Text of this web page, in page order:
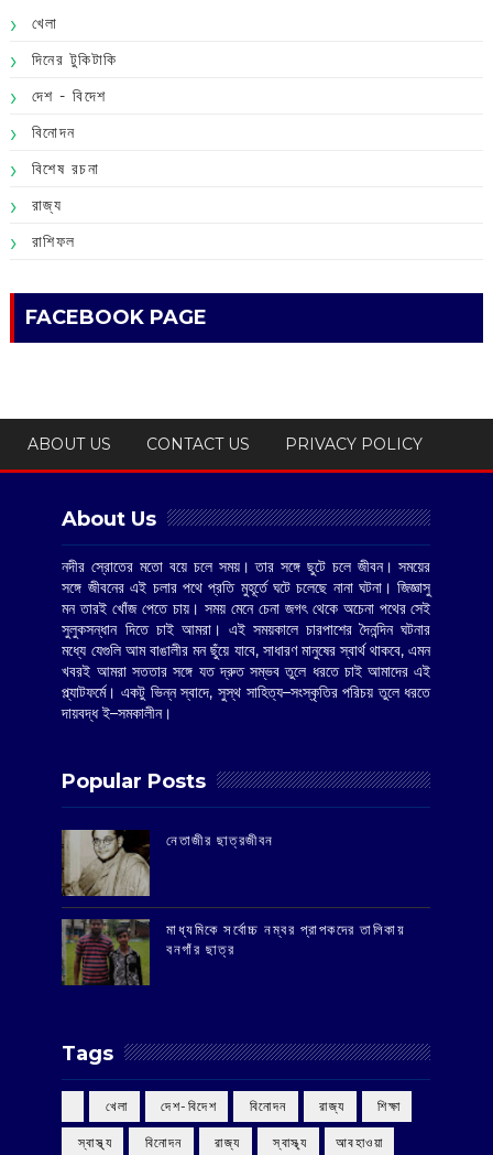
খেলা
দিনের টুকিটাকি
দেশ - বিদেশ
বিনোদন
বিশেষ রচনা
রাজ্য
রাশিফল
FACEBOOK PAGE
ABOUT US CONTACT US PRIVACY POLICY
About Us
নদীর স্রোতের মতো বয়ে চলে সময়। তার সঙ্গে ছুটে চলে জীবন। সময়ের
সঙ্গে জীবনের এই চলার পথে প্রতি মুহূর্তে ঘটে চলেছে নানা ঘটনা। জিজ্ঞাসু
মন তারই খোঁজ পেতে চায়। সময় মেনে চেনা জগৎ থেকে অচেনা পথের সেই
সুলুকসন্ধান দিতে চাই আমরা। এই সময়কালে চারপাশের দৈনন্দিন ঘটনার
মধ্যে যেগুলি আম বাঙালীর মন ছুঁয়ে যাবে, সাধারণ মানুষের স্বার্থ থাকবে, এমন
খবরই আমরা সততার সঙ্গে যত দ্রুত সম্ভব তুলে ধরতে চাই আমাদের এই
প্ল্যাটফর্মে। একটু ভিন্ন স্বাদে, সুস্থ সাহিত্য–সংস্কৃতির পরিচয় তুলে ধরতে
দায়বদ্ধ ই–সমকালীন।
Popular Posts
‌নেতাজীর ছাত্রজীবন
মাধ্যমিকে সর্বোচ্চ নম্বর প্রাপকদের তালিকায়
বনগাঁর ছাত্র
Tags
‌ খেলা ‌ দেশ-বিদেশ ‌ বিনোদন ‌ রাজ্য ‌ শিক্ষা
‌ স্বাস্থ্য ‌ বিনোদন ‌ রাজ্য ‌ স্বাস্থ্য আবহাওয়া